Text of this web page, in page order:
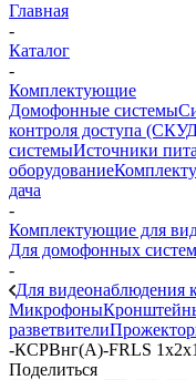
Главная
-
Каталог
-
Комплектующие
Домофонные системы
контроля доступа
системыИсточники
оборудование
дача
-
Комплектующие для
Для домофонных систем
-
Для видеонаблюдения
Микрофоны
разветвители
-КСРВнг(А)-FRLS
Поделиться